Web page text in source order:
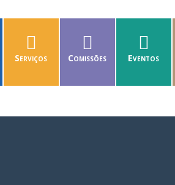
Serviços Comissões Eventos